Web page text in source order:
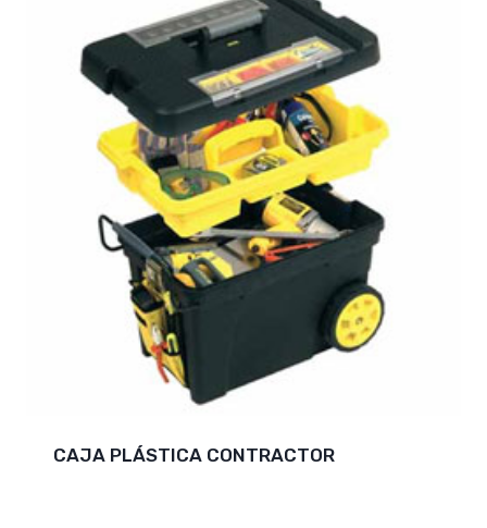
CAJA PLÁSTICA CONTRACTOR